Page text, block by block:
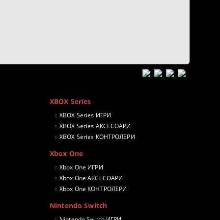
XBOX Series
XBOX Series ИГРИ
XBOX Series АКСЕСОАРИ
XBOX Series КОНТРОЛЕРИ
Xbox One
Xbox One ИГРИ
Xbox One АКСЕСОАРИ
Xbox One КОНТРОЛЕРИ
Nintendo Switch